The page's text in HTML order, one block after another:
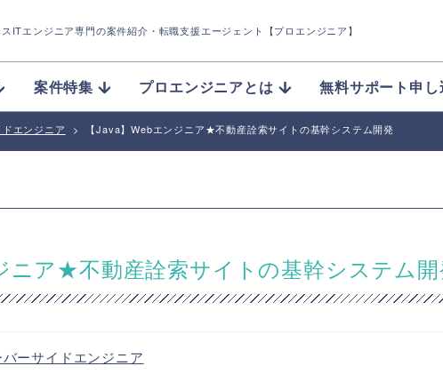
ITエンジニア専門の案件紹介 ・転職支援エージェント【プロエンジニア】
案件特集 プロエンジニアとは 無料サポート申し
エンジニア > 【Java】Webエンジニア★不動産詮索サイトの基幹システム開発
ニア★不動産詮索サイトの基幹システム
ーサイドエンジニア